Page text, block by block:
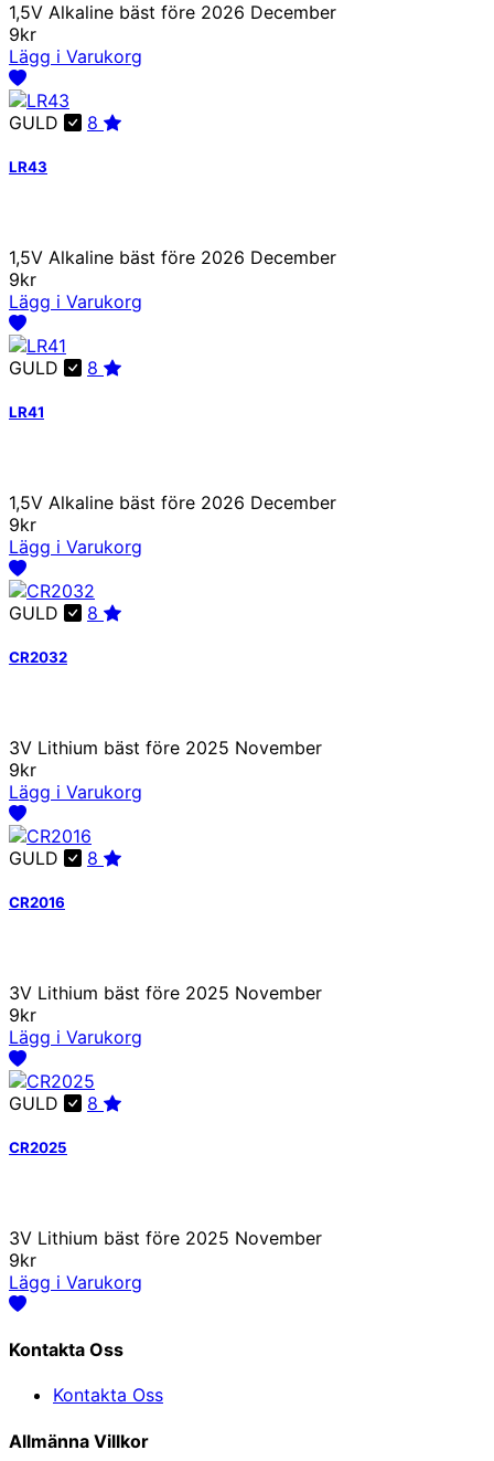
1,5V Alkaline bäst före 2026 December
9kr
Lägg i Varukorg
GULD 8
LR43
1,5V Alkaline bäst före 2026 December
9kr
Lägg i Varukorg
GULD 8
LR41
1,5V Alkaline bäst före 2026 December
9kr
Lägg i Varukorg
GULD 8
CR2032
3V Lithium bäst före 2025 November
9kr
Lägg i Varukorg
GULD 8
CR2016
3V Lithium bäst före 2025 November
9kr
Lägg i Varukorg
GULD 8
CR2025
3V Lithium bäst före 2025 November
9kr
Lägg i Varukorg
Kontakta Oss
Kontakta Oss
Allmänna Villkor